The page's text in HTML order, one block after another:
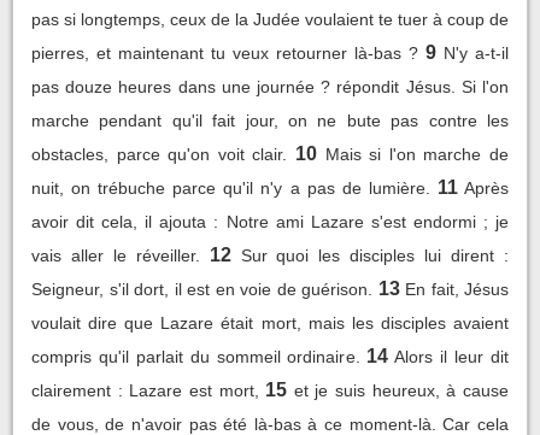
pas si longtemps, ceux de la Judée voulaient te tuer à coup de
pierres, et maintenant tu veux retourner là-bas ? 9 N'y a-t-il
pas douze heures dans une journée ? répondit Jésus. Si l'on
marche pendant qu'il fait jour, on ne bute pas contre les
obstacles, parce qu'on voit clair.
10 Mais si l'on marche de
nuit, on trébuche parce qu'il n'y a pas de lumière.
11 Après
avoir dit cela, il ajouta : Notre ami Lazare s'est endormi ; je
vais aller le réveiller.
12 Sur quoi les disciples lui dirent :
Seigneur, s'il dort, il est en voie de guérison.
13 En fait, Jésus
voulait dire que Lazare était mort, mais les disciples avaient
compris qu'il parlait du sommeil ordinaire.
14 Alors il leur dit
clairement : Lazare est mort,
15 et je suis heureux, à cause
de vous, de n'avoir pas été là-bas à ce moment-là. Car cela